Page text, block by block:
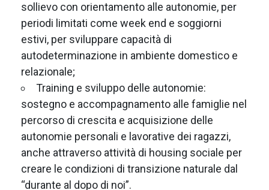
sollievo con orientamento alle autonomie, per
periodi limitati come week end e soggiorni
estivi, per sviluppare capacità di
autodeterminazione in ambiente domestico e
relazionale;
Training e sviluppo delle autonomie:
sostegno e accompagnamento alle famiglie nel
percorso di crescita e acquisizione delle
autonomie personali e lavorative dei ragazzi,
anche attraverso attività di housing sociale per
creare le condizioni di transizione naturale dal
“durante al dopo di noi”.